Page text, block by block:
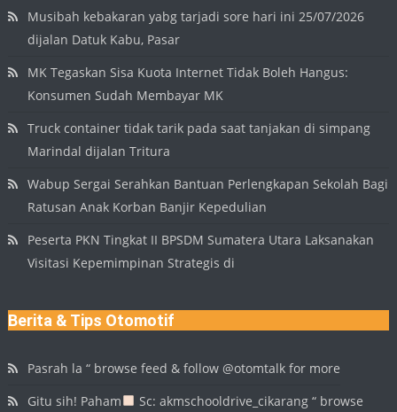
Musibah kebakaran yabg tarjadi sore hari ini 25/07/2026
dijalan Datuk Kabu, Pasar
MK Tegaskan Sisa Kuota Internet Tidak Boleh Hangus:
Konsumen Sudah Membayar MK
Truck container tidak tarik pada saat tanjakan di simpang
Marindal dijalan Tritura
Wabup Sergai Serahkan Bantuan Perlengkapan Sekolah Bagi
Ratusan Anak Korban Banjir Kepedulian
Peserta PKN Tingkat II BPSDM Sumatera Utara Laksanakan
Visitasi Kepemimpinan Strategis di
Berita & Tips Otomotif
Pasrah la “ browse feed & follow @otomtalk for more
Gitu sih! Paham
Sc: akmschooldrive_cikarang “ browse